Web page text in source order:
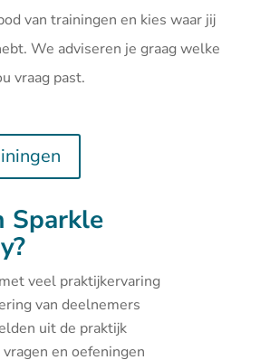
van trainingen en kies waar jij
We adviseren je graag welke
vraag past.
Sparkle
veel praktijkervaring
van deelnemers
uit de praktijk
en oefeningen